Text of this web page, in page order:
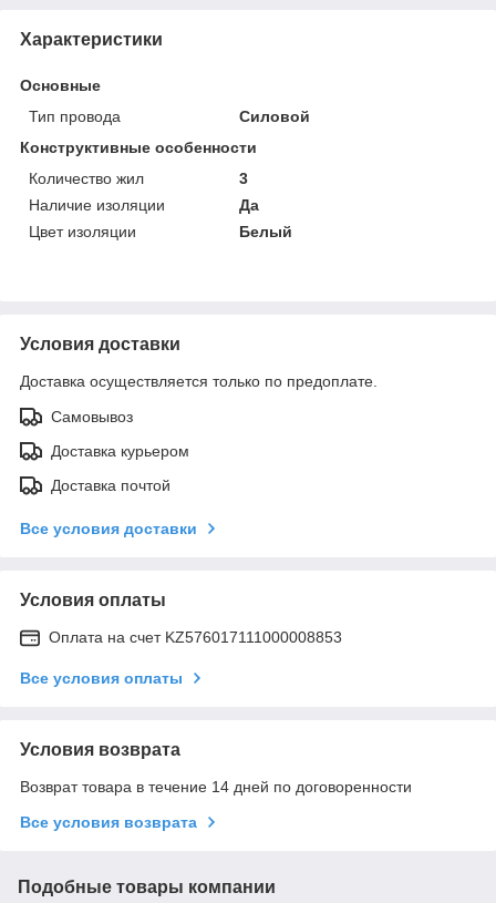
Характеристики
Основные
Тип провода
Силовой
Конструктивные особенности
Количество жил
3
Наличие изоляции
Да
Цвет изоляции
Белый
Условия доставки
Доставка осуществляется только по предоплате.
Самовывоз
Доставка курьером
Доставка почтой
Все условия доставки
Условия оплаты
Оплата на счет KZ576017111000008853
Все условия оплаты
Условия возврата
Возврат товара в течение 14 дней по договоренности
Все условия возврата
Подобные товары компании